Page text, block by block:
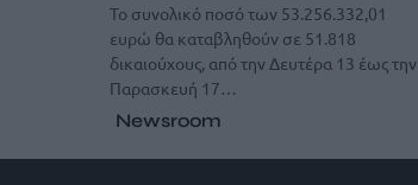
Το συνολικό ποσό των 53.256.332,01
ευρώ θα καταβληθούν σε 51.818
δικαιούχους, από την Δευτέρα 13 έως την
Παρασκευή 17…
Newsroom